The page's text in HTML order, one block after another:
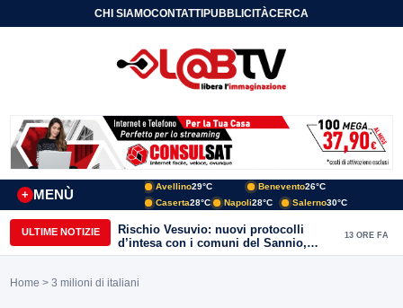
CHI SIAMOCONTATTIPUBBLICITÀCERCA
MENÙ
+
Avellino29°C Benevento26°C
Caserta28°C Napoli28°C Salerno30°C
ULTIME NOTIZIE
Rischio Vesuvio: nuovi protocolli
d’intesa con i comuni del Sannio,
firmato il protocollo con Arpaise
13 ORE FA
Home > 3 milioni di italiani